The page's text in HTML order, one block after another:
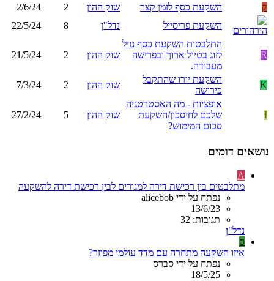
ק השקעת כסף לזמן קצר שוק ההון 2
2/6/24
השקעת פריסייל
נדל"ן 8
22/5/24
R
התלבטות השקעת כסף נזיל
לזוג בטיול ארוך ובפרישה
מעבודה.
שוק ההון 2
21/5/24
K
השקעת יורו שהתקבל
כירושה
שוק ההון 2
7/3/24
I
אופציות - מה האסטרטגיה
שלכם לחיסכון/השקעת
סכום המימוש?
שוק ההון 5
27/2/24
נושאים דומים
A
מתלבטים בין רכישת דירה למגורים לבין רכישת דירה להשקעה
נפתח על ידי alicebob
13/6/23
תגובות: 32
נדל"ן
ס
איזו השקעה מתחרה עם מדד עולמי מפוזר?
נפתח על ידי סברס
18/5/25